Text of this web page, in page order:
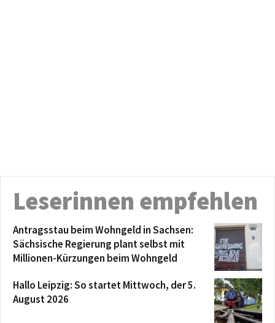
Leserinnen empfehlen
Antragsstau beim Wohngeld in Sachsen:
Sächsische Regierung plant selbst mit
Millionen-Kürzungen beim Wohngeld
Hallo Leipzig: So startet Mittwoch, der 5.
August 2026